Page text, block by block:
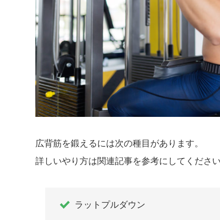
広背筋を鍛えるには次の種目があります。
詳しいやり方は関連記事を参考にしてくださ
ラットプルダウン